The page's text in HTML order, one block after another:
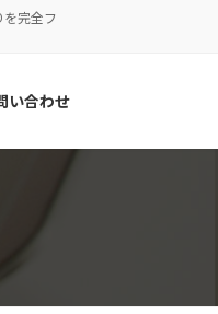
完全フ
い合わせ